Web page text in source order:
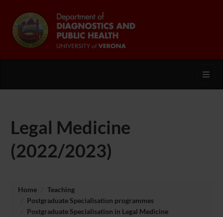
Legal Medicine
(2022/2023)
Home
Teaching
Postgraduate Specialisation programmes
Postgraduate Specialisation in Legal Medicine